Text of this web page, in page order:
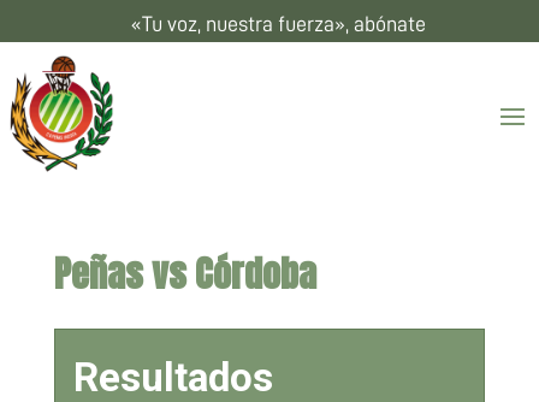
«Tu voz, nuestra fuerza», abónate
Peñas vs Córdoba
Resultados